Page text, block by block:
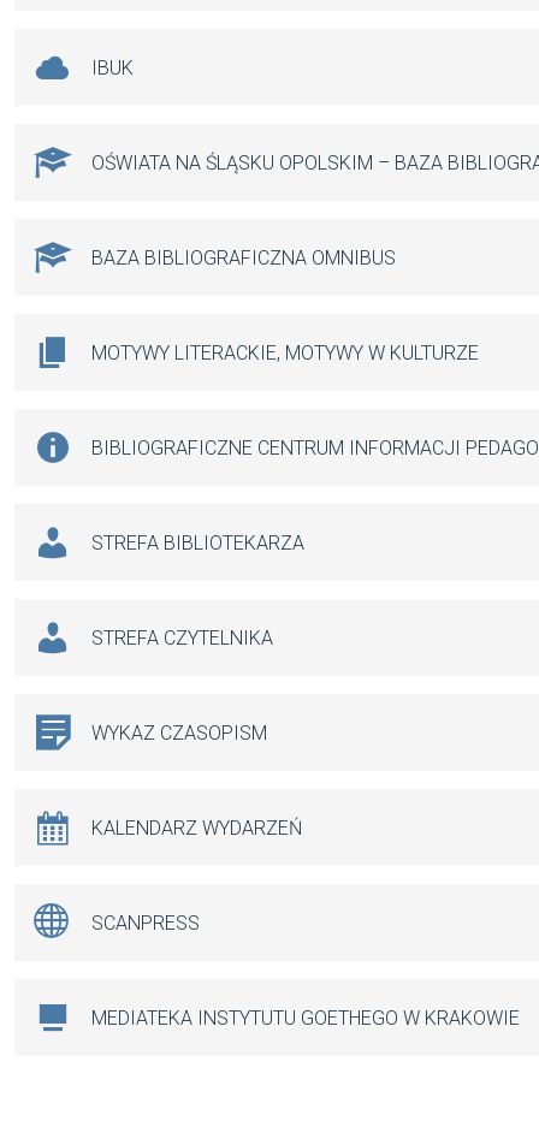
IBUK
OŚWIATA NA ŚLĄSKU OPOLSKIM – BAZA
BAZA BIBLIOGRAFICZNA OMNIBUS
MOTYWY LITERACKIE, MOTYWY W KULTURZE
BIBLIOGRAFICZNE CENTRUM INFORMACJI
STREFA BIBLIOTEKARZA
STREFA CZYTELNIKA
WYKAZ CZASOPISM
KALENDARZ WYDARZEŃ
SCANPRESS
MEDIATEKA INSTYTUTU GOETHEGO W KRAKOWIE